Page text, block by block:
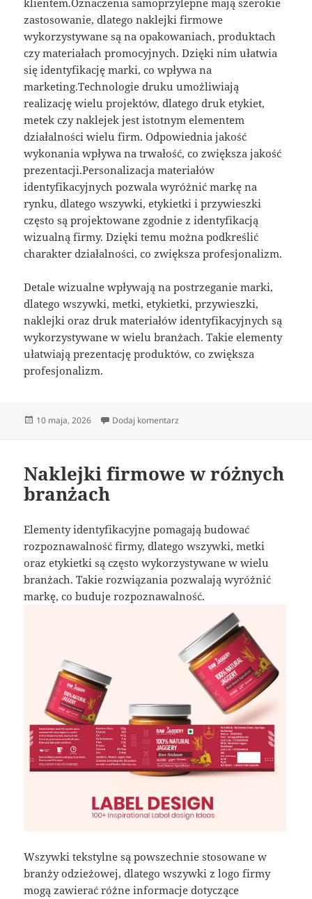
zastosowanie, dlatego naklejki firmowe
wykorzystywane są na opakowaniach, produktach
czy materiałach promocyjnych. Dzięki nim ułatwia
się identyfikację marki, co wpływa na
marketing.Technologie druku umożliwiają
realizację wielu projektów, dlatego druk etykiet,
metek czy naklejek jest istotnym elementem
działalności wielu firm. Odpowiednia jakość
wykonania wpływa na trwałość, co zwiększa jakość
prezentacji.Personalizacja materiałów
identyfikacyjnych pozwala wyróżnić markę na
rynku, dlatego wszywki, etykietki i przywieszki
często są projektowane zgodnie z identyfikacją
wizualną firmy. Dzięki temu można podkreślić
charakter działalności, co zwiększa profesjonalizm.
Detale wizualne wpływają na postrzeganie marki,
dlatego wszywki, metki, etykietki, przywieszki,
naklejki oraz druk materiałów identyfikacyjnych są
wykorzystywane w wielu branżach. Takie elementy
ułatwiają prezentację produktów, co zwiększa
profesjonalizm.
Data
10 maja, 2026 Dodaj komentarz
Naklejki firmowe w różnych
branżach
Elementy identyfikacyjne pomagają budować
rozpoznawalność firmy, dlatego wszywki, metki
oraz etykietki są często wykorzystywane w wielu
branżach. Takie rozwiązania pozwalają wyróżnić
markę, co buduje rozpoznawalność.
Wszywki tekstylne są powszechnie stosowane w
branży odzieżowej, dlatego wszywki z logo firmy
mogą zawierać różne informacje dotyczące